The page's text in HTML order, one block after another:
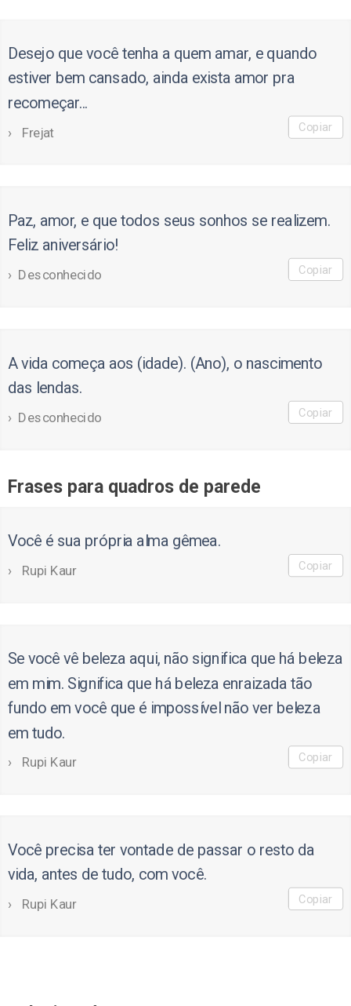
Desejo que você tenha a quem amar, e quando
estiver bem cansado, ainda exista amor pra
recomeçar...
Frejat Copiar
Paz, amor, e que todos seus sonhos se realizem.
Feliz aniversário!
Desconhecido Copiar
A vida começa aos (idade). (Ano), o nascimento
das lendas.
Desconhecido Copiar
Frases para quadros de parede
Você é sua própria alma gêmea.
Rupi Kaur Copiar
Se você vê beleza aqui, não significa que há beleza
em mim. Significa que há beleza enraizada tão
fundo em você que é impossível não ver beleza
em tudo.
Rupi Kaur Copiar
Você precisa ter vontade de passar o resto da
vida, antes de tudo, com você.
Rupi Kaur Copiar